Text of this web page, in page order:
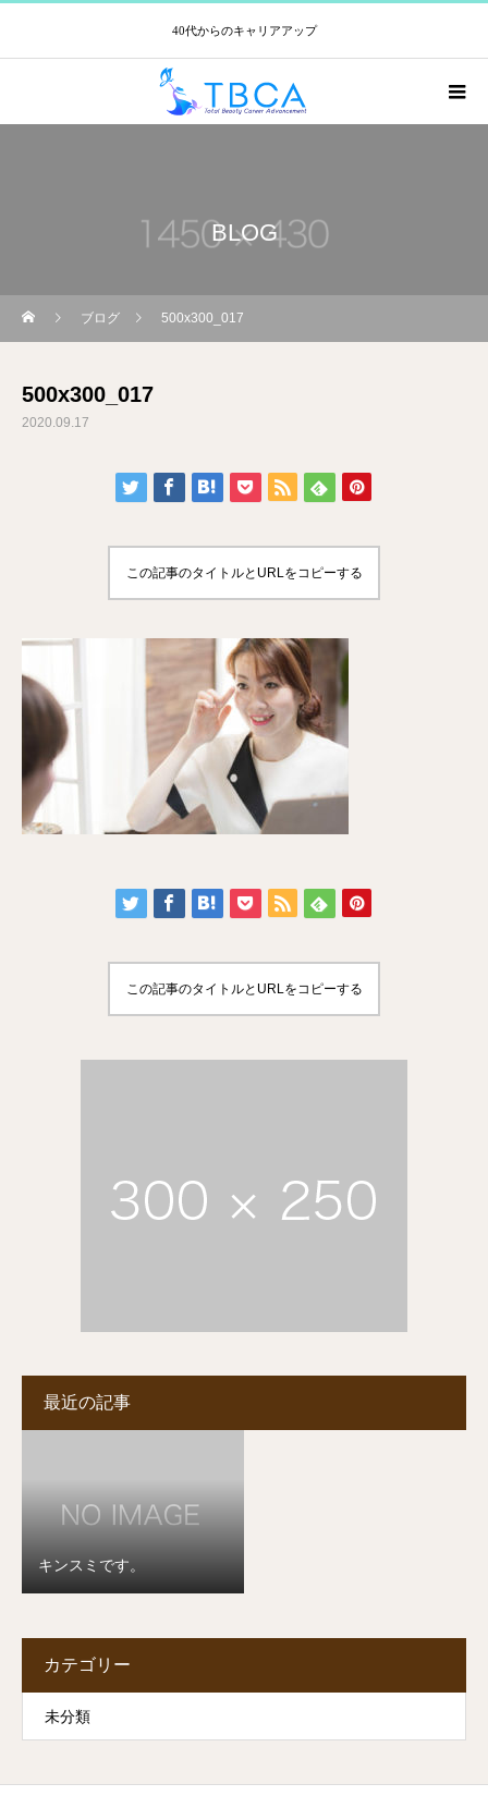
40代からのキャリアアップ
BLOG
ブログ 500x300_017
500x300_017
2020.09.17
この記事のタイトルとURLをコピーする
この記事のタイトルとURLをコピーする
最近の記事
キンスミです。
カテゴリー
未分類